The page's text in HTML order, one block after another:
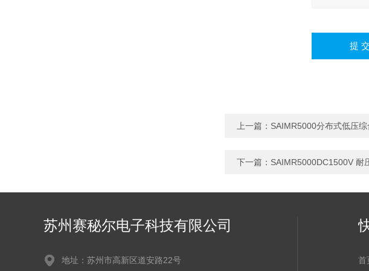
上一篇： SAIMR5000分布式低压
下一篇： SAIMR5000DC1500V 耐
苏州赛秘尔电子科技有限公司
地址：苏州市高新区道安路22号 首